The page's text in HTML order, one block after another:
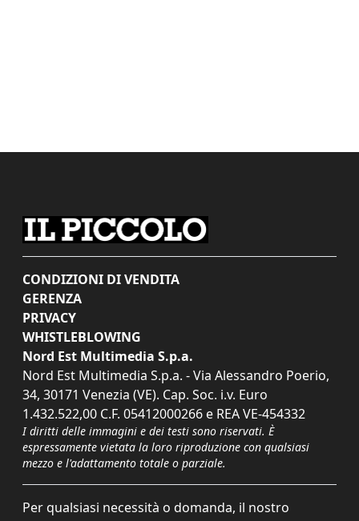
CONDIZIONI DI VENDITA
GERENZA
PRIVACY
WHISTLEBLOWING
Nord Est Multimedia S.p.a.
Nord Est Multimedia S.p.a. - Via Alessandro Poerio,
34, 30171 Venezia (VE). Cap. Soc. i.v. Euro
1.432.522,00 C.F. 05412000266 e REA VE-454332
I diritti delle immagini e dei testi sono riservati. È
espressamente vietata la loro riproduzione con qualsiasi
mezzo e l'adattamento totale o parziale.
Per qualsiasi necessità o domanda, il nostro